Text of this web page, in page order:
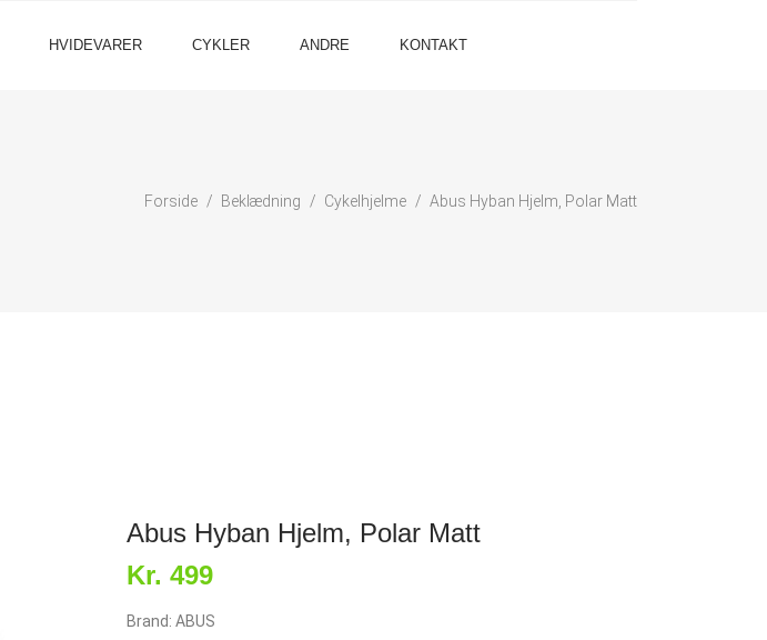
HVIDEVARER CYKLER ANDRE KONTAKT
Forside Beklædning Cykelhjelme Abus Hyban Hjelm, Polar Matt
Abus Hyban Hjelm, Polar Matt
Kr. 499
Brand: ABUS